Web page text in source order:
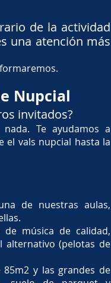
de la actividad
una atención más
Nupcial
invitados?
Te ayudamos a
el vals nupcial hasta la
de nuestras aulas,
música de calidad,
alternativo (pelotas de
y las grandes de